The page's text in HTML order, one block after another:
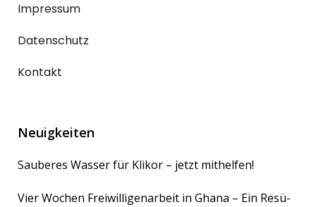
Impressum
Datenschutz
Kontakt
Neuigkeiten
Sau­be­res Was­ser für Kli­kor – jetzt mit­hel­fen!
Vier Wochen Frei­wil­li­gen­ar­beit in Gha­na – Ein Resü­